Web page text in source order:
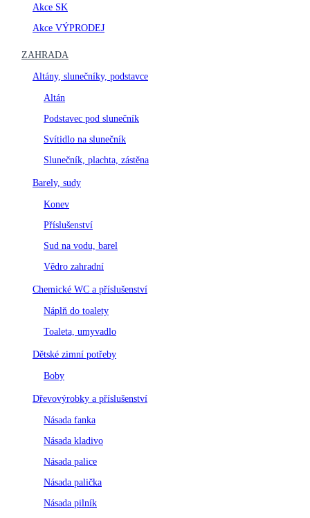
Akce SK
Akce VÝPRODEJ
ZAHRADA
Altány, slunečníky, podstavce
Altán
Podstavec pod slunečník
Svítidlo na slunečník
Slunečník, plachta, zástěna
Barely, sudy
Konev
Příslušenství
Sud na vodu, barel
Vědro zahradní
Chemické WC a příslušenství
Náplň do toalety
Toaleta, umyvadlo
Dětské zimní potřeby
Boby
Dřevovýrobky a příslušenství
Násada fanka
Násada kladivo
Násada palice
Násada palička
Násada pilník